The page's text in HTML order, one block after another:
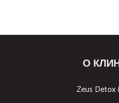
О
Zeus Detox